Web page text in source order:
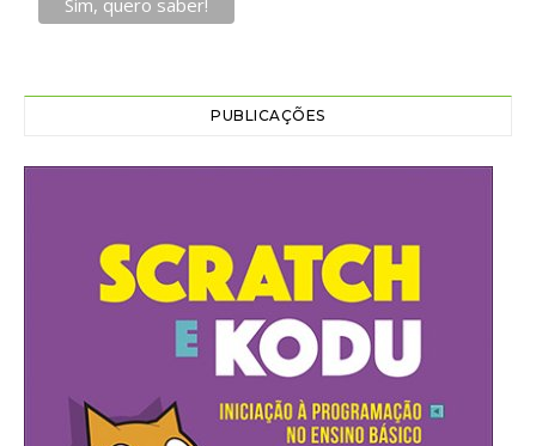
PUBLICAÇÕES